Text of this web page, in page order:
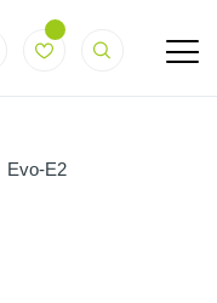
Evo-E2